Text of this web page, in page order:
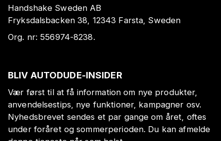
Handshake Sweden AB
Fryksdalsbacken 38, 12343 Farsta, Sweden
Org. nr: 556974-8238.
BLIV AUTODUDE-INSIDER
Vær først til at få information om nye produkter,
anvendelsestips, nye funktioner, kampagner osv.
Nyhedsbrevet sendes et par gange om året, oftes
under foråret og sommerperioden. Du kan afmelde